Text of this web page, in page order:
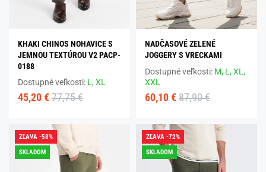
KHAKI CHINOS NOHAVICE S
JEMNOU TEXTÚROU V2 PACP-
0188
Dostupné veľkosti: L,XL
45,20 € 77,75 €
NADČASOVÉ ZELENÉ
JOGGERY S VRECKAMI
Dostupné veľkosti: M, L,XL,
XXL
60,10 € 87,90 €
ZĽAVA -58%
SKLADOM
ZĽAVA -72%
SKLADOM